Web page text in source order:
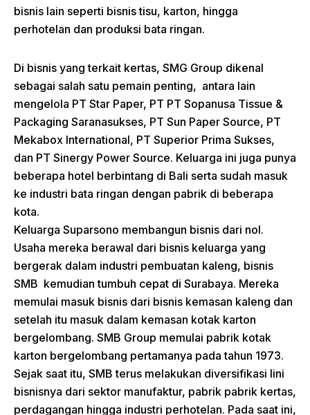
bisnis lain seperti bisnis tisu, karton, hingga
perhotelan dan produksi bata ringan.
Di bisnis yang terkait kertas, SMG Group dikenal
sebagai salah satu pemain penting, antara lain
mengelola PT Star Paper, PT PT Sopanusa Tissue &
Packaging Saranasukses, PT Sun Paper Source, PT
Mekabox International, PT Superior Prima Sukses,
dan PT Sinergy Power Source. Keluarga ini juga punya
beberapa hotel berbintang di Bali serta sudah masuk
ke industri bata ringan dengan pabrik di beberapa
kota.
Keluarga Suparsono membangun bisnis dari nol.
Usaha mereka berawal dari bisnis keluarga yang
bergerak dalam industri pembuatan kaleng, bisnis
SMB kemudian tumbuh cepat di Surabaya. Mereka
memulai masuk bisnis dari bisnis kemasan kaleng dan
setelah itu masuk dalam kemasan kotak karton
bergelombang. SMB Group memulai pabrik kotak
karton bergelombang pertamanya pada tahun 1973.
Sejak saat itu, SMB terus melakukan diversifikasi lini
bisnisnya dari sektor manufaktur, pabrik pabrik kertas,
perdagangan hingga industri perhotelan. Pada saat ini,